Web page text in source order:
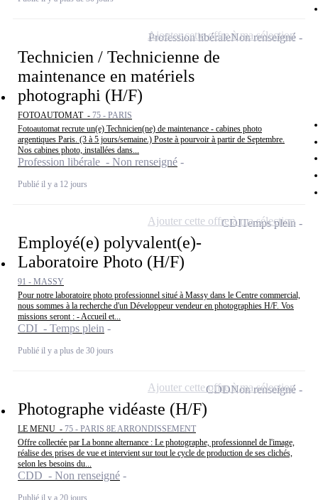
Technicien / Technicienne de
maintenance en matériels
photographi (H/F)
FOTOAUTOMAT - 75 - PARIS
Fotoautomat recrute un(e) Technicien(ne) de maintenance - cabines photo
argentiques Paris. (3 à 5 jours/semaine.) Poste à pourvoir à partir de Septembre.
Nos cabines photo, installées dans...
Profession libérale - Non renseigné
Publié il y a 12 jours
Profession libéraleNon renseigné
Ajouter cette offre à ma sélection
Employé(e) polyvalent(e)-
Laboratoire Photo (H/F)
91 - MASSY
Pour notre laboratoire photo professionnel situé à Massy dans le Centre commercial,
nous sommes à la recherche d'un Développeur vendeur en photographies H/F. Vos
missions seront : - Accueil et...
CDI - Temps plein
Publié il y a plus de 30 jours
CDITemps plein
Ajouter cette offre à ma sélection
Photographe vidéaste (H/F)
LE MENU - 75 - PARIS 8E ARRONDISSEMENT
Offre collectée par La bonne alternance : Le photographe, professionnel de l'image,
réalise des prises de vue et intervient sur tout le cycle de production de ses clichés,
selon les besoins du...
CDD - Non renseigné
Publié il y a 20 jours
CDDNon renseigné
Ajouter cette offre à ma sélection